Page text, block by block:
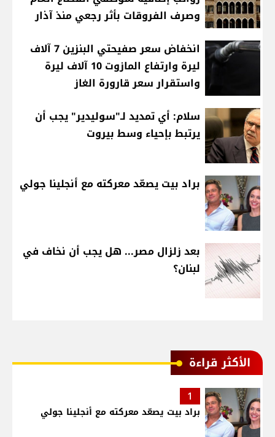
وصرف الفروقات بأثر رجعي منذ آذار
انخفاض سعر صفيحتي البنزين 7 آلاف
ليرة وارتفاع المازوت 10 آلاف ليرة
واستقرار سعر قارورة الغاز
سلام: أي تمديد لـ"سوليدير" يجب أن
يرتبط بإحياء وسط بيروت
براد بيت يصعّد معركته مع أنجلينا جولي
بعد زلزال مصر... هل يجب أن نخاف في
لبنان؟
الأكثر قراءة
1
براد بيت يصعّد معركته مع أنجلينا جولي